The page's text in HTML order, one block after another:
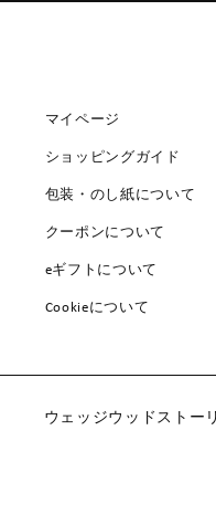
マイページ
ショッピングガイド
包装・のし紙について
クーポンについて
eギフトについて
Cookieについて
ウェッジウッドストー